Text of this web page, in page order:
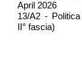
April 2026
13/A2 -
II° fascia)